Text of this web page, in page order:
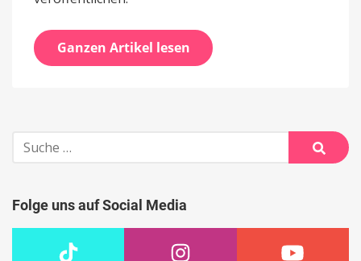
Ganzen Artikel lesen
Suche
nach:
Suche
Folge uns auf Social Media